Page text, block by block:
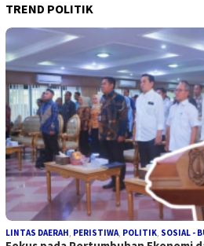
TREND POLITIK
LINTAS DAERAH, PERISTIWA, POLITIK, SOSIAL -